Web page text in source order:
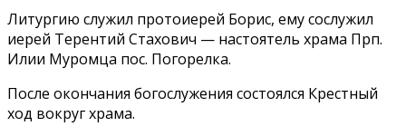
Святителя
Николая
Литургию служил протоиерей Борис, ему сослужил
иерей Терентий Стахович — настоятель храма Прп.
Илии Муромца пос. Погорелка.
После окончания богослужения состоялся Крестный
ход вокруг храма.